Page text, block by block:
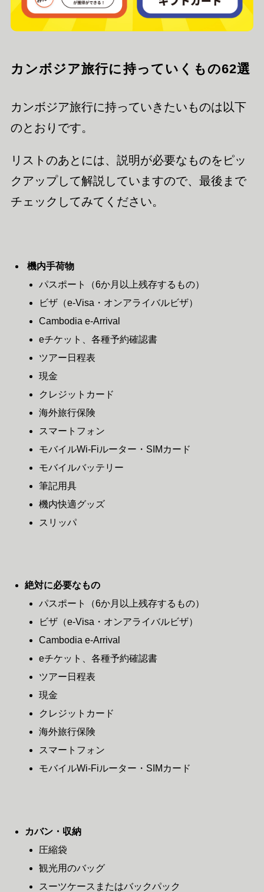
カンボジア旅行に持っていくもの62選
カンボジア旅行に持っていきたいものは以下
のとおりです。
リストのあとには、説明が必要なものをピッ
クアップして解説していますので、最後まで
チェックしてみてください。
機内手荷物
パスポート（6か月以上残存するもの）
ビザ（e-Visa・オンアライバルビザ）
Cambodia e-Arrival
eチケット、各種予約確認書
ツアー日程表
現金
クレジットカード
海外旅行保険
スマートフォン
モバイルWi-Fiルーター・SIMカード
モバイルバッテリー
筆記用具
機内快適グッズ
スリッパ
絶対に必要なもの
パスポート（6か月以上残存するもの）
ビザ（e-Visa・オンアライバルビザ）
Cambodia e-Arrival
eチケット、各種予約確認書
ツアー日程表
現金
クレジットカード
海外旅行保険
スマートフォン
モバイルWi-Fiルーター・SIMカード
カバン・収納
圧縮袋
観光用のバッグ
スーツケースまたはバックパック